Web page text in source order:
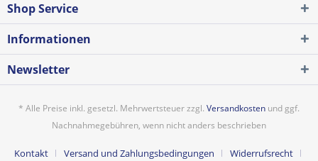
Shop Service
Informationen
Newsletter
* Alle Preise inkl. gesetzl. Mehrwertsteuer zzgl. Versandkosten und ggf.
Nachnahmegebühren, wenn nicht anders beschrieben
Kontakt Versand und Zahlungsbedingungen Widerrufsrecht